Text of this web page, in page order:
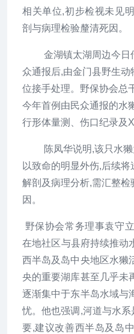
相关单位,初步检视未见
剖与病理检验釐清死因。
金湖镇太湖周边今日
众通报后,由金门县野生
位接手处理。野保协会总
今年首例由民众通报的水
行形体量测、伤口纪录及X
陈凤华说明,该只水
以致命的明显外伤,后续
解剖及病理分析,需汇整
因。
野保协会常务理事袁守
在地社区与县府持续推动
西半岛及岛中央地区水獭
央的重要湖库甚至几乎未
逐渐集中于东半岛水域与
忧。他也强调,河道与水
要,建议改善西半岛及岛